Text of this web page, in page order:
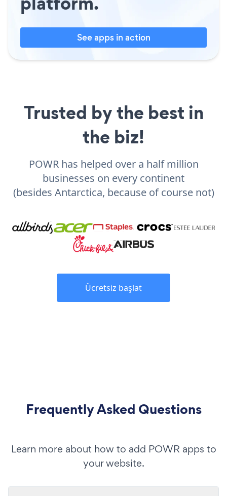
See apps in action
Trusted by the best in
the biz!
POWR has helped over a half million
businesses on every continent
(besides Antarctica, because of course not)
Ücretsiz başlat
Frequently Asked Questions
Learn more about how to add POWR apps to
your website.